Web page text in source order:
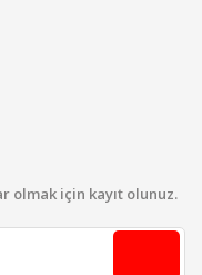
olmak için kayıt olunuz.